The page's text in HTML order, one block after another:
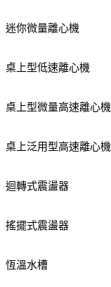
迷你微量離心機
桌上型低速離心機
桌上型微量高速離心機
桌上泛用型高速離心機
迴轉式震盪器
搖擺式震盪器
恆溫水槽